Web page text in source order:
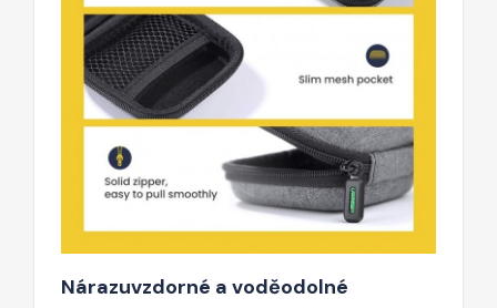
Nárazuvzdorné a voděodolné